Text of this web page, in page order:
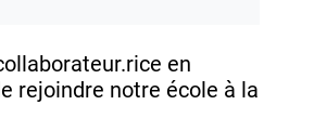
en
rejoindre notre école à la